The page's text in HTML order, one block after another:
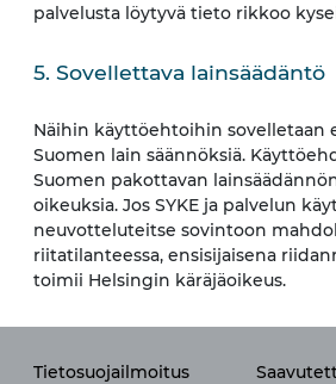
palvelusta löytyvä tieto rikkoo
5. Sovellettava lainsäädäntö
Näihin käyttöehtoihin sovelletaan
Suomen lain säännöksiä.
Suomen pakottavan
oikeuksia. Jos SYKE ja palvelun
neuvotteluteitse sovintoon
riitatilanteessa, ensisijaisena
toimii Helsingin käräjäoikeus.
Tietosuojailmoitus